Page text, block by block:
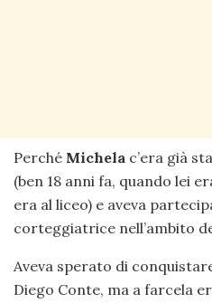
Perché Michela c’era già
(ben 18 anni fa, quando lei
era al liceo) e aveva
corteggiatrice nell’ambito
Aveva sperato di
Diego Conte, ma a farcela